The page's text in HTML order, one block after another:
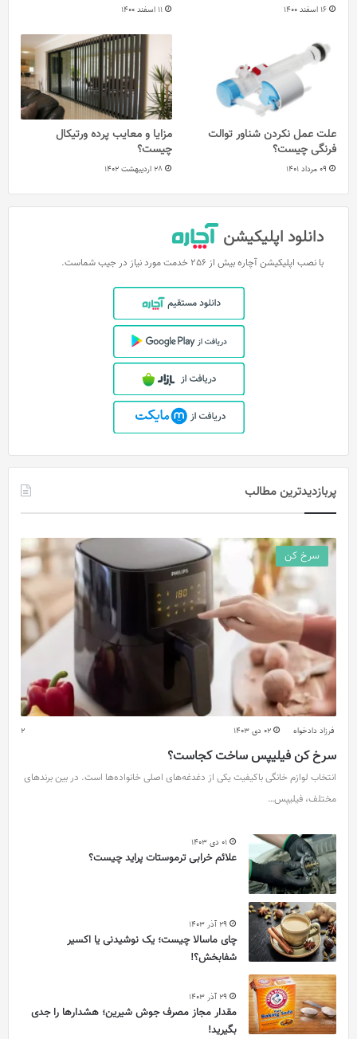
16 اسفند 1400 11 اسفند 1400
علت عمل نکردن شناور توالت
فرنگی چیست؟
09 مرداد 1401
مزایا و معایب پرده ورتیکال
چیست؟
28 اردیبهشت 1402
دانلود اپلیکیشن
با نصب اپلیکیشن آچاره بیش از 256 خدمت مورد نیاز در جیب شماست.
پربازدیدترین مطالب
سرخ کن
فرزاد دادخواه 02 دی 1403 2
سرخ کن فیلیپس ساخت کجاست؟
انتخاب لوازم خانگی باکیفیت یکی از دغدغه‌های اصلی خانواده‌ها است. در بین برندهای
مختلف، فیلیپس…
01 دی 1403
علائم خرابی ترموستات پراید چیست؟
29 آذر 1403
چای ماسالا چیست؛ یک نوشیدنی یا اکسیر
شفابخش؟!
29 آذر 1403
مقدار مجاز مصرف جوش شیرین؛ هشدارها را جدی
بگیرید!